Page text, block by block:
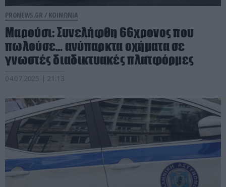
PRONEWS.GR / ΚΟΙΝΩΝΙΑ
Μαρούσι: Συνελήφθη 66χρονος που
πωλούσε… ανύπαρκτα οχήματα σε
γνωστές διαδικτυακές πλατφόρμες
04.07.2025 | 21:13